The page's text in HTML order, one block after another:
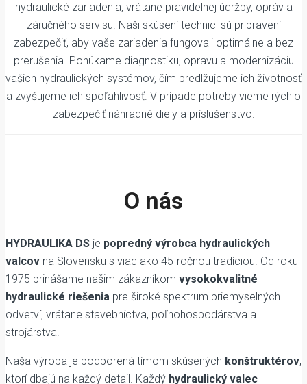
hydraulické zariadenia, vrátane pravidelnej údržby, opráv a
záručného servisu. Naši skúsení technici sú pripravení
zabezpečiť, aby vaše zariadenia fungovali optimálne a bez
prerušenia. Ponúkame diagnostiku, opravu a modernizáciu
vašich hydraulických systémov, čím predlžujeme ich životnosť
a zvyšujeme ich spoľahlivosť. V prípade potreby vieme rýchlo
zabezpečiť náhradné diely a príslušenstvo.
O nás
HYDRAULIKA DS je popredný výrobca hydraulických
valcov na Slovensku s viac ako 45-ročnou tradíciou. Od roku
1975 prinášame našim zákazníkom vysokokvalitné
hydraulické riešenia pre široké spektrum priemyselných
odvetví, vrátane stavebníctva, poľnohospodárstva a
strojárstva.
Naša výroba je podporená tímom skúsených konštruktérov,
ktorí dbajú na každý detail. Každý hydraulický valec